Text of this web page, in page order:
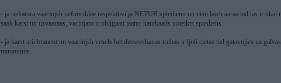
- ja rediatora vaacinjsh nefunciklee respektiivi ja NETUR spiedienu un visu laizh aaraa tad tas ir tikai
saak karst un uzvaaraas, vacinjam ir obligaati jaatur kautkaads noteikts spiediens.
- ja karst arii braucot un vaacinjsh vesels bet dzeseeshanas trubas ir ljoti cietas tad gatavojies uz
minimums.